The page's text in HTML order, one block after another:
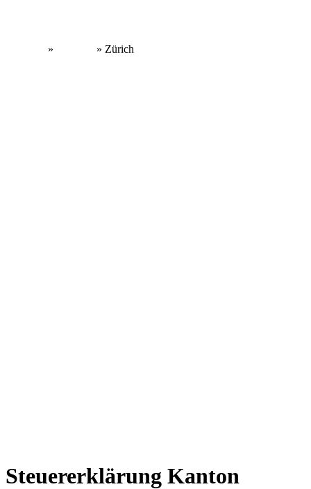
» » Zürich
Steuererklärung Kanton